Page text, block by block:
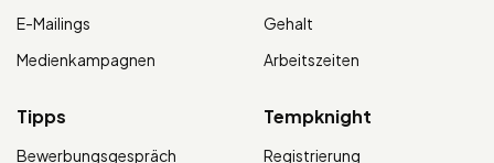
E-Mailings
Medienkampagnen
Gehalt
Arbeitszeiten
Tipps
Bewerbungsgespräch
Tempknight
Registrierung